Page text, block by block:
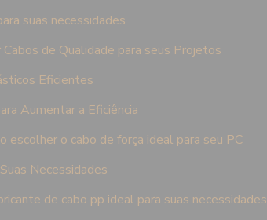
suas necessidades
Cabos de Qualidade para seus Projetos
Eficientes
Aumentar a Eficiência
escolher o cabo de força ideal para seu PC
Necessidades
de cabo pp ideal para suas necessidades